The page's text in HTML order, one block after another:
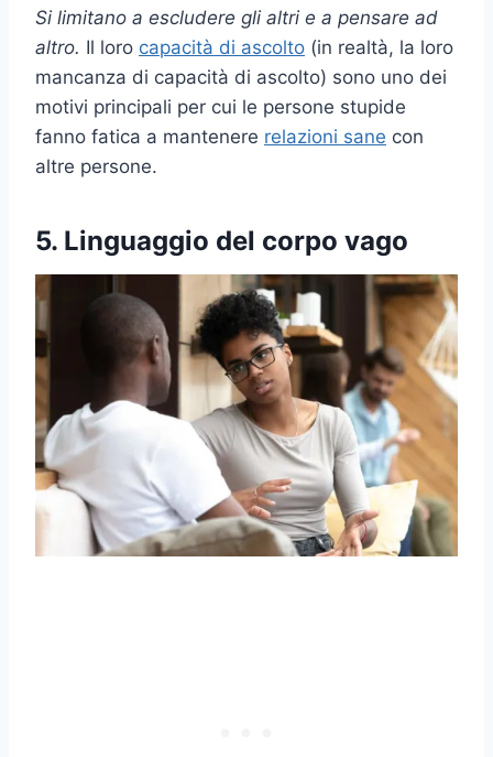
Si limitano a escludere gli altri e a pensare ad
altro. Il loro capacità di ascolto (in realtà, la loro
mancanza di capacità di ascolto) sono uno dei
motivi principali per cui le persone stupide
fanno fatica a mantenere relazioni sane con
altre persone.
5. Linguaggio del corpo vago